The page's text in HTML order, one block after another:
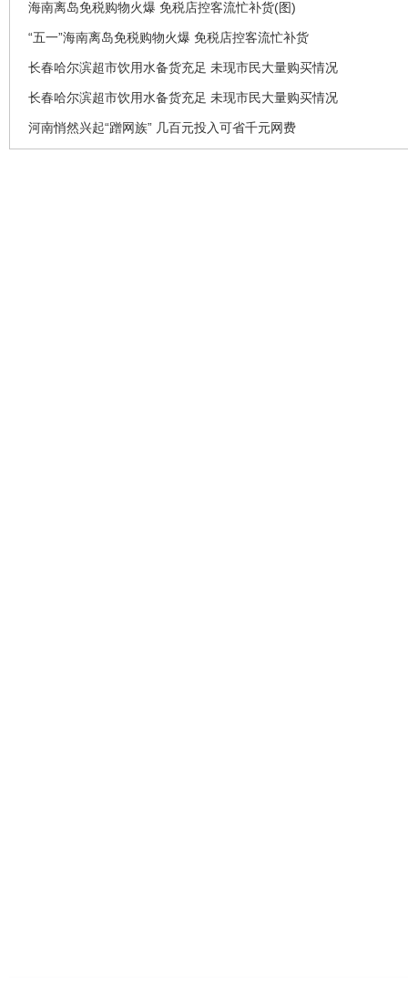
海南离岛免税购物火爆 免税店控客流忙补货(图)
“五一”海南离岛免税购物火爆 免税店控客流忙补货
长春哈尔滨超市饮用水备货充足 未现市民大量购买情况
长春哈尔滨超市饮用水备货充足 未现市民大量购买情况
河南悄然兴起“蹭网族” 几百元投入可省千元网费